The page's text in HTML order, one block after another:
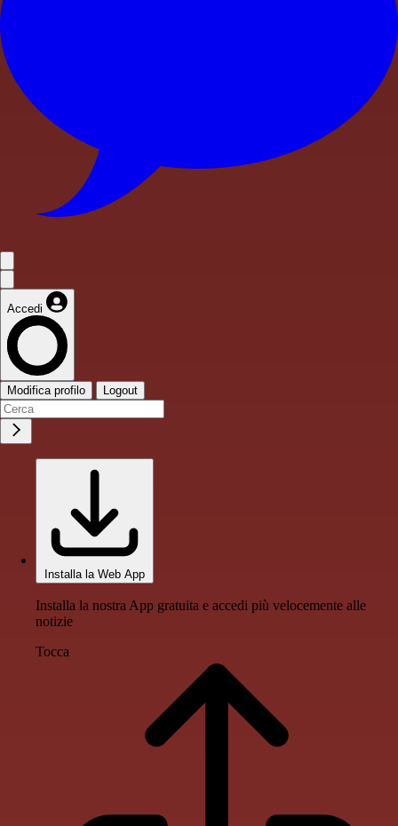
Accedi
Modifica profilo Logout
Installa la Web App
Installa la nostra App gratuita e accedi più velocemente alle
notizie
Tocca